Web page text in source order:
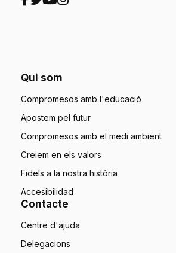
Qui som
Compromesos amb l'educació
Apostem pel futur
Compromesos amb el medi ambient
Creiem en els valors
Fidels a la nostra història
Accesibilidad
Contacte
Centre d'ajuda
Delegacions